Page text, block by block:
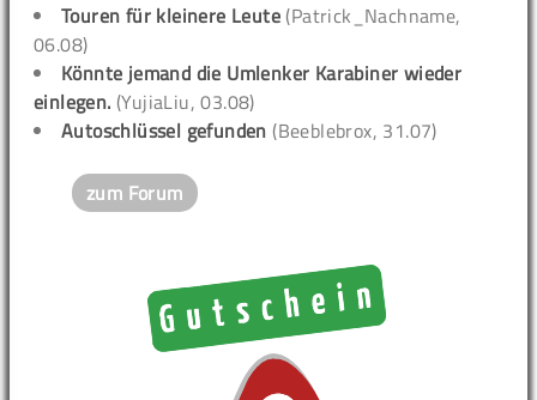
Touren für kleinere Leute (Patrick_Nachname,
06.08)
Könnte jemand die Umlenker Karabiner wieder
einlegen. (YujiaLiu, 03.08)
Autoschlüssel gefunden (Beeblebrox, 31.07)
zum Forum